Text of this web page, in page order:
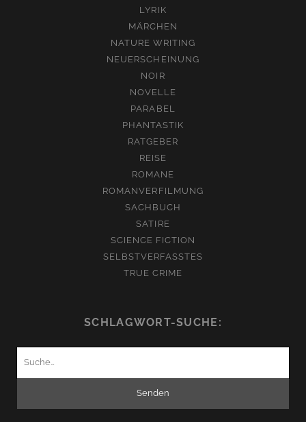
LYRIK
MÄRCHEN
NATURE WRITING
NEUERSCHEINUNG
NOIR
NOVELLE
PARABEL
PHANTASTIK
RATGEBER
REISE
ROMANE
ROMANVERFILMUNG
SACHBUCH
SATIRE
SCIENCE FICTION
SELBSTVERFASSTES
TRUE CRIME
SCHLAGWORT-SUCHE: